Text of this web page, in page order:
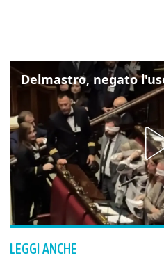
LEGGI ANCHE